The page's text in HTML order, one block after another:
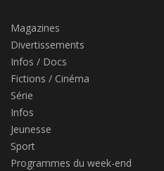
Magazines
Divertissements
Infos / Docs
Fictions / Cinéma
Série
Infos
Jeunesse
Sport
Programmes du week-end